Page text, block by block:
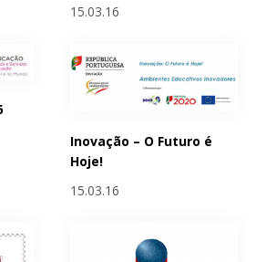
15.03.16
Inovação – O Futuro é
Hoje!
15.03.16